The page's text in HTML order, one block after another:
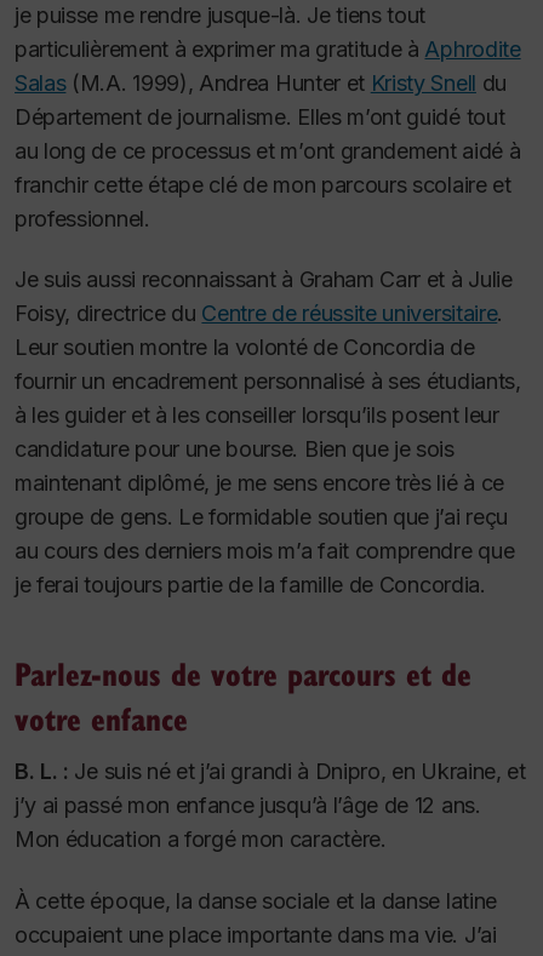
je puisse me rendre jusque-là. Je tiens tout
particulièrement à exprimer ma gratitude à Aphrodite
Salas(M.A. 1999), Andrea Hunter et Kristy Snell du
Département de journalisme. Elles m’ont guidé tout
au long de ce processus et m’ont grandement aidé à
franchir cette étape clé de mon parcours scolaire et
professionnel.
Je suis aussi reconnaissant à Graham Carr et à Julie
Foisy, directrice du Centre de réussite universitaire.
Leur soutien montre la volonté de Concordia de
fournir un encadrement personnalisé à ses étudiants,
à les guider et à les conseiller lorsqu’ils posent leur
candidature pour une bourse. Bien que je sois
maintenant diplômé, je me sens encore très lié à ce
groupe de gens. Le formidable soutien que j’ai reçu
au cours des derniers mois m’a fait comprendre que
je ferai toujours partie de la famille de Concordia.
Parlez-nous de votre parcours et de
votre enfance
B. L. : Je suis né et j’ai grandi à Dnipro, en Ukraine, et
j’y ai passé mon enfance jusqu’à l’âge de 12 ans.
Mon éducation a forgé mon caractère.
À cette époque, la danse sociale et la danse latine
occupaient une place importante dans ma vie. J’ai